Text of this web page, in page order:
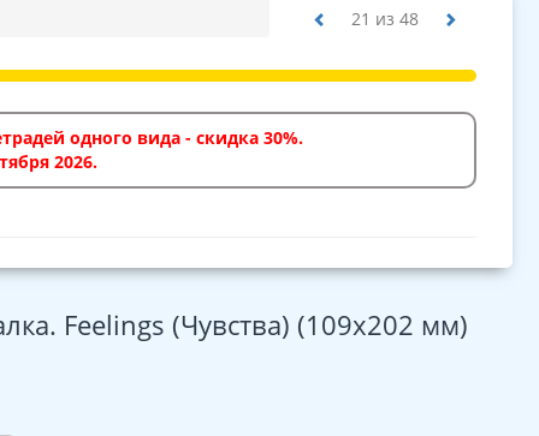
21 из 48
одного вида - скидка 30%.
2026.
Feelings (Чувства) (109х202 мм)